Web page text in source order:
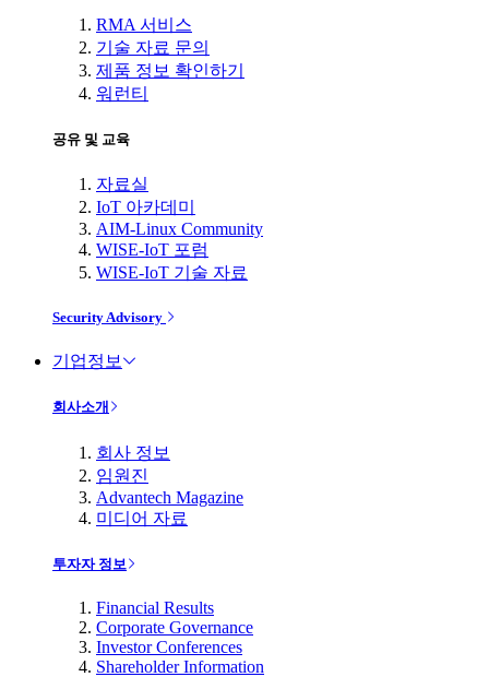
RMA 서비스
기술 자료 문의
제품 정보 확인하기
워런티
공유 및 교육
자료실
IoT 아카데미
AIM-Linux Community
WISE-IoT 포럼
WISE-IoT 기술 자료
Security Advisory
기업정보
회사소개
회사 정보
임원진
Advantech Magazine
미디어 자료
투자자 정보
Financial Results
Corporate Governance
Investor Conferences
Shareholder Information